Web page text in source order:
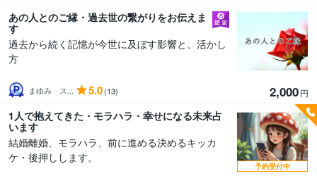
あの人とのご縁・過去世の繋がりをお伝えま
す
過去から続く記憶が今世に及ぼす影響と、活かし
方
まゆみ ス... 5.0(13) 2,000円
1人で抱えてきた・モラハラ・幸せになる未来占
います
結婚離婚、モラハラ、前に進める決めるキッカ
ケ・後押しします。
予約受付中